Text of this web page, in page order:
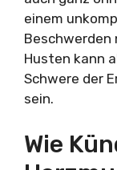
einem
Beschwerden
Husten kann
Schwere der
sein.
Wie